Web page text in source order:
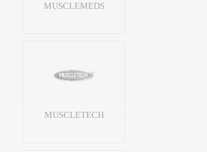
MUSCLEMEDS
MUSCLETECH